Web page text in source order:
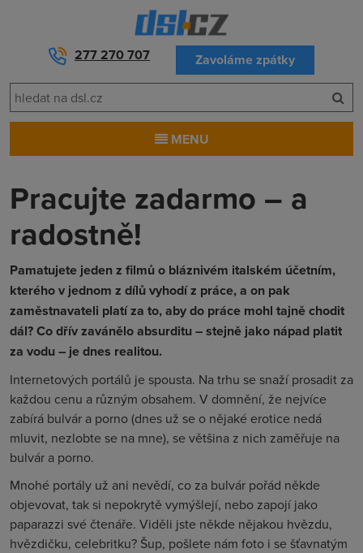
277 270 707 Zavoláme zpátky
MENU
Pracujte zadarmo – a
radostně!
Pamatujete jeden z filmů o bláznivém italském účetním,
kterého v jednom z dílů vyhodí z práce, a on pak
zaměstnavateli platí za to, aby do práce mohl tajně chodit
dál? Co dřív zavánělo absurditu – stejně jako nápad platit
za vodu – je dnes realitou.
Internetových portálů je spousta. Na trhu se snaží prosadit za
každou cenu a různým obsahem. V domnění, že nejvíce
zabírá bulvár a porno (dnes už se o nějaké erotice nedá
mluvit, nezlobte se na mne), se většina z nich zaměřuje na
bulvár a porno.
Mnohé portály už ani nevědí, co za bulvár pořád někde
objevovat, tak si nepokrytě vymýšlejí, nebo zapojí jako
paparazzi své čtenáře. Viděli jste někde nějakou hvězdu,
hvězdičku, celebritku? Šup, pošlete nám foto i se šťavnatým